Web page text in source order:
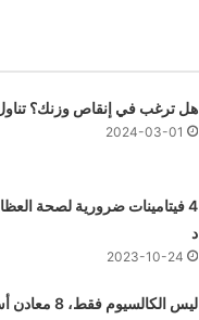
هل ترغب في إنقاص وزنك؟
2024-03-01
4 فيتامينات ضرورية لصحة
د
2023-10-24
ليس الكالسيوم